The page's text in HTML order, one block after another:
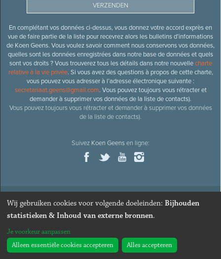
En complétant vos données ci-dessus, vous donnez votre accord exprès en
vue de faire partie de la liste pour recevrez alors les bulletins d’informations
de Koen Geens. Vous voulez savoir comment nous conservons vos données,
quelles sont les données enregistrées dans notre base de données et quels
sont vos droits ? Vous trouverez tous les détails dans notre nouvellecharte
relative à la vie privée. Si vous avez des questions à propos de cette charte,
vous pouvez vous adresser à l’adresse électronique suivante :
secretariaat.geens@gmail.com. Vous pouvez toujours vous rétracter et
demander à supprimer vos données de la liste de contacts).
Vous pouvez toujours vous rétracter et demander à supprimer vos données
de la liste de contacts).
Suivez Koen Geensen ligne:
© 2026Ancien ministre et député honoraire
Webdesign & développement par Zenjoy de Louvain
Wij gebruiken cookies voor volgende doeleinden: Bijhouden
statistieken & Inhoud van externe bronnen.
Je voorkeur aanpassen
Alleen essentiële cookies accepteren
Alles accepteren